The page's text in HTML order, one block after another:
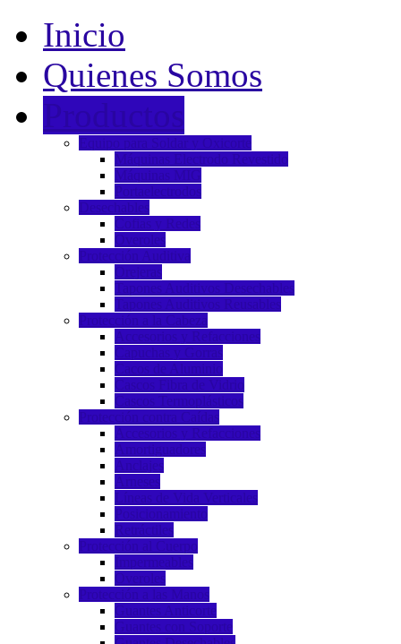
Inicio
Quienes Somos
Productos
Equipo para Soldar y Oxicorte
Máquinas Electrodo Revestido
Máquinas MIG
Portaelectrodos
Desechables
Cofias y Redes
Overoles
Protección Auditiva
Orejeras
Tapones Auditivos Desechables
Tapones Auditivos Reusables
Protección a la Cabeza
Accesorios y Refacciones
Capuchas y Gorras
Cacos de Aluminio
Cascos Fibra de Vidrio
Cascos Termoplásticos
Protección contra Caídas
Accesorios y Refacciones
Amortiguadores
Anclajes
Arneses
Líneas de Vida Verticales
Posicionamiento
Retráctiles
Protección al Cuerpo
Impermeables
Overoles
Protección a las Manos
Guantes Anticorte
Guantes con Soporte